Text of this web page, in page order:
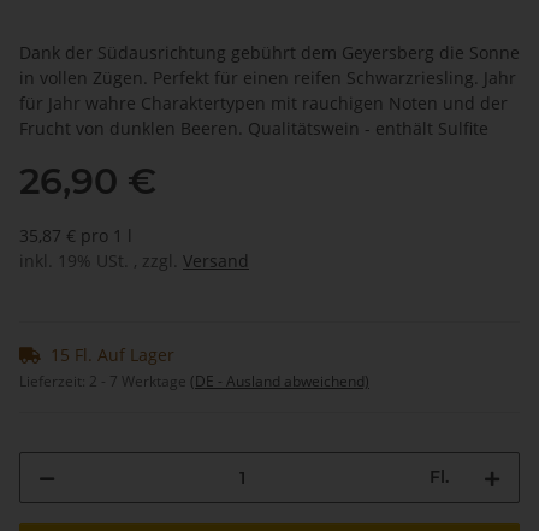
Dank der Südausrichtung gebührt dem Geyersberg die Sonne
in vollen Zügen. Perfekt für einen reifen Schwarzriesling. Jahr
für Jahr wahre Charaktertypen mit rauchigen Noten und der
Frucht von dunklen Beeren. Qualitätswein - enthält Sulfite
26,90 €
35,87 € pro 1 l
inkl. 19% USt. , zzgl. Versand
15 Fl. Auf Lager
Lieferzeit: 2 - 7 Werktage (DE - Ausland abweichend)
Fl.